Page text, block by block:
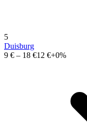
5
Duisburg
9 € – 18 €12 €+0%